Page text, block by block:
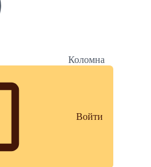
Коломна
Войти